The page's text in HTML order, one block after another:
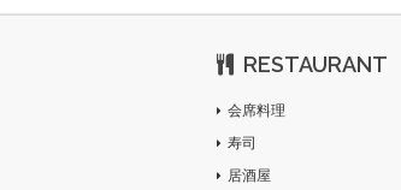
RESTAURANT
会席料理
寿司
居酒屋